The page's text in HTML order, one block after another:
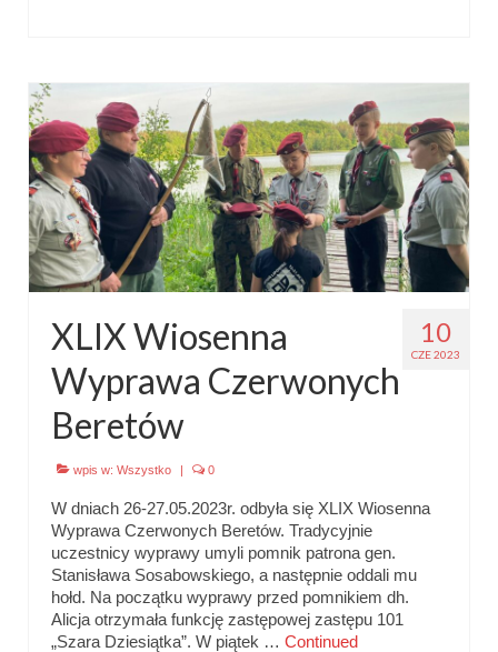
10
CZE 2023
XLIX Wiosenna
Wyprawa Czerwonych
Beretów
wpis w: Wszystko | 0
W dniach 26-27.05.2023r. odbyła się XLIX Wiosenna
Wyprawa Czerwonych Beretów. Tradycyjnie
uczestnicy wyprawy umyli pomnik patrona gen.
Stanisława Sosabowskiego, a następnie oddali mu
hołd. Na początku wyprawy przed pomnikiem dh.
Alicja otrzymała funkcję zastępowej zastępu 101
„Szara Dziesiątka”. W piątek … Continued